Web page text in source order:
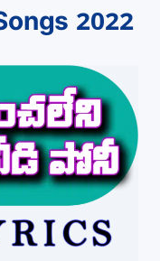
2022